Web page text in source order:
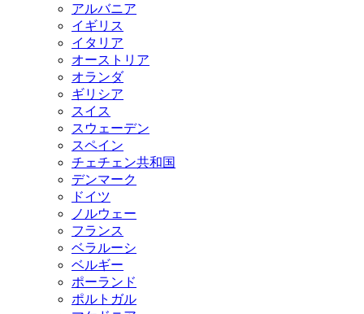
アルバニア
イギリス
イタリア
オーストリア
オランダ
ギリシア
スイス
スウェーデン
スペイン
チェチェン共和国
デンマーク
ドイツ
ノルウェー
フランス
ベラルーシ
ベルギー
ポーランド
ポルトガル